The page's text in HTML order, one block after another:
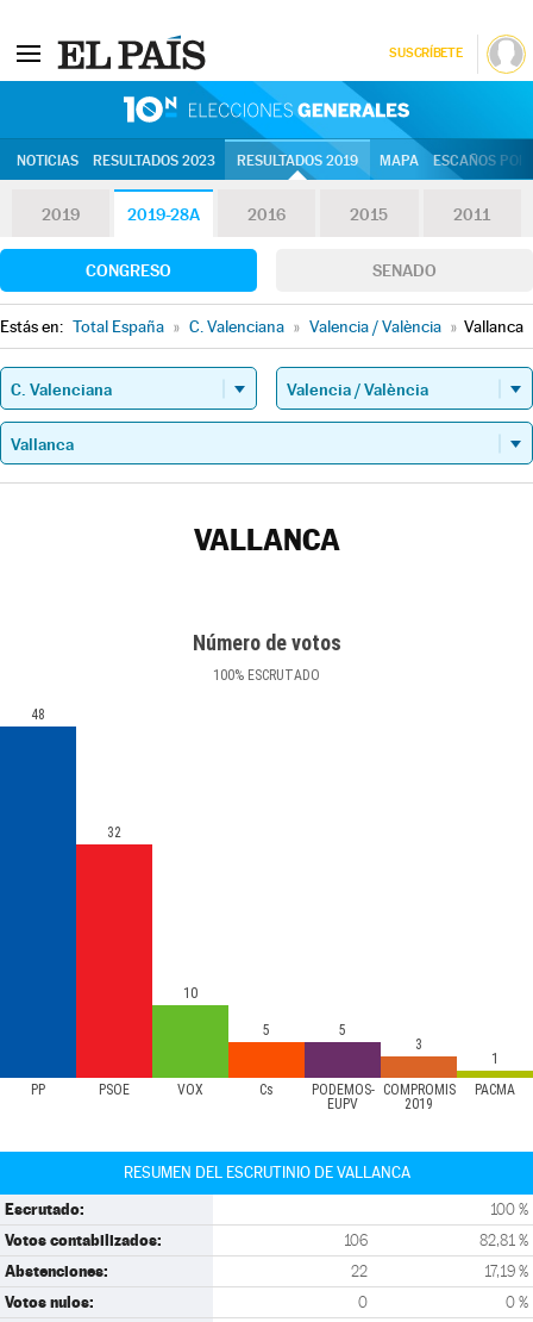
SUSCRÍBETE
NOTICIAS RESULTADOS 2023 RESULTADOS 2019 MAPA ESCAÑOS
2019 2019-28A 2016 2015 2011
CONGRESO SENADO
Estás en: Total España » C. Valenciana » Valencia / València » Vallanca
VALLANCA
Número de votos
100% ESCRUTADO
PP PSOE VOX Cs
PODEMOS-
EUPV
COMPROMÍS
2019
PACMA
48
32
10
5
5
3
1
RESUMEN DEL ESCRUTINIO DE VALLANCA
Escrutado: 100 %
Votos contabilizados: 106 82,81 %
Abstenciones: 22 17,19 %
Votos nulos: 0 0 %